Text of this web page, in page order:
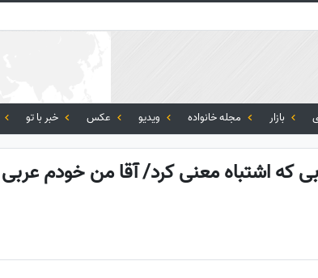
بازار مجله خانواده ویدیو عکس خبر با تو
که اشتباه معنی کرد/ آقا من خودم عربی